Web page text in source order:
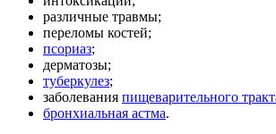
различные травмы;
переломы костей;
псориаз;
дерматозы;
туберкулез;
заболевания пищеварительного
бронхиальная астма.